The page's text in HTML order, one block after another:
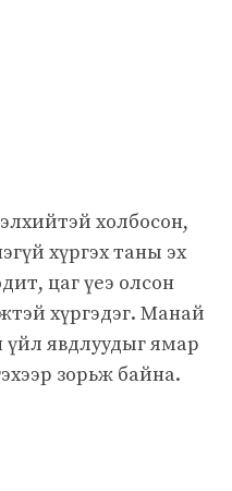
холбосон,
хүргэх таны эх
цаг үеэ олсон
хүргэдэг. Манай
явдлуудыг ямар
зорьж байна.